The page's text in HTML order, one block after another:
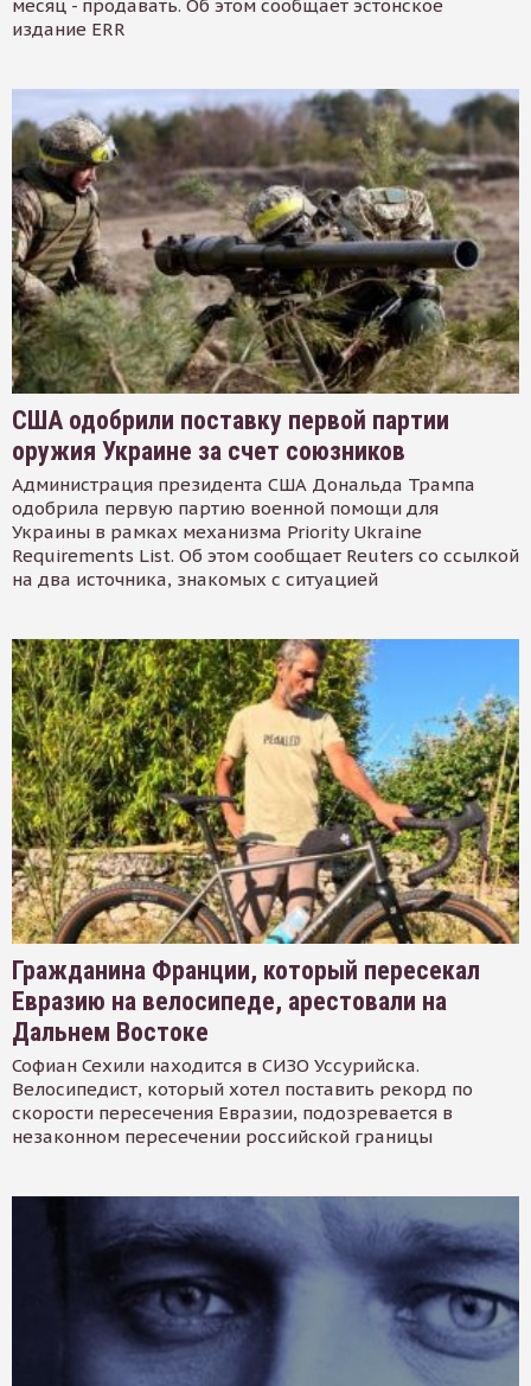
месяц - продавать. Об этом сообщает эстонское
издание ERR
США одобрили поставку первой партии
оружия Украине за счет союзников
Администрация президента США Дональда Трампа
одобрила первую партию военной помощи для
Украины в рамках механизма Priority Ukraine
Requirements List. Об этом сообщает Reuters со ссылкой
на два источника, знакомых с ситуацией
Гражданина Франции, который пересекал
Евразию на велосипеде, арестовали на
Дальнем Востоке
Софиан Сехили находится в СИЗО Уссурийска.
Велосипедист, который хотел поставить рекорд по
скорости пересечения Евразии, подозревается в
незаконном пересечении российской границы